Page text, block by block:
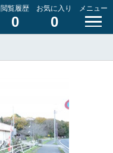
閲覧履歴
0
お気に入り
0
メニュー